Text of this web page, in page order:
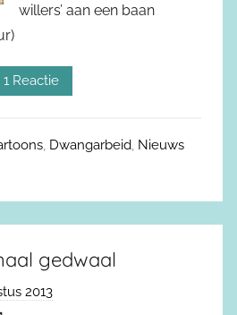
willers’ aan een baan
1 Reactie
, Dwangarbeid, Nieuws
gedwaal
2013